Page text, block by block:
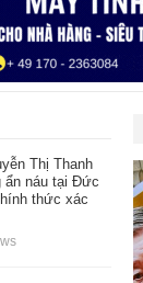
Thị Thanh
ẩn náu tại Đức
thức xác